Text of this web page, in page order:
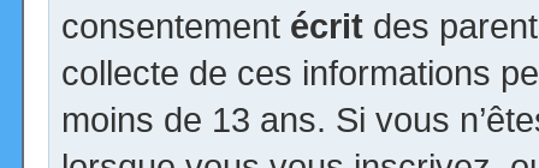
consentement écrit des
collecte de ces informations
moins de 13 ans. Si vous